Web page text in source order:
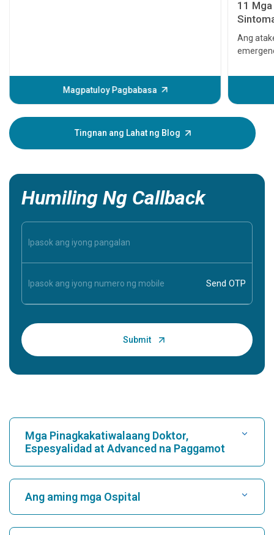
Magpatuloy Pagbabasa
11
Ang
sa puso
man
puso,
mga
Tingnan ang Lahat ng Blog
Humiling Ng Callback
Mga Pinagkakatiwalaang Doktor,
Espesyalidad at Advanced na Paggamot
Maghanap ng Ospital
Ang aming mga Ospital